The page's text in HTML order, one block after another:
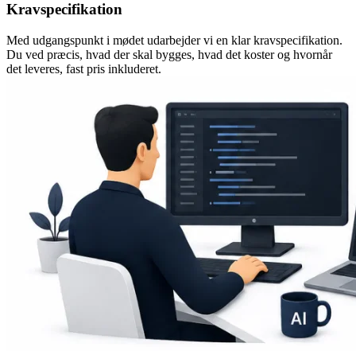
Kravspecifikation
Med udgangspunkt i mødet udarbejder vi en klar kravspecifikation.
Du ved præcis, hvad der skal bygges, hvad det koster og hvornår
det leveres, fast pris inkluderet.